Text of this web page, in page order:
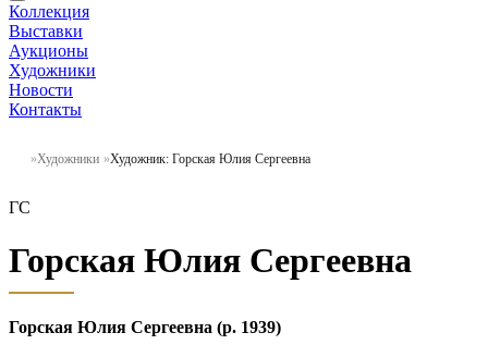
Коллекция
Выставки
Аукционы
Художники
Новости
Контакты
Художники Художник: Горская Юлия Сергеевна
ГС
Горская Юлия Сергеевна
Горская Юлия Сергеевна (р. 1939)